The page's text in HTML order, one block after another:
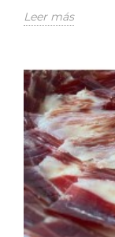
Leer más